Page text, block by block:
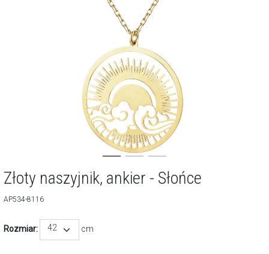
Złoty naszyjnik, ankier - Słońce
AP534-8116
Rozmiar: 42 cm